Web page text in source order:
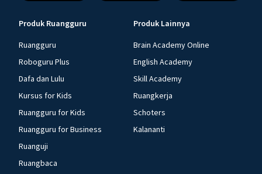
Produk Ruangguru
Ruangguru
Roboguru Plus
Dafa dan Lulu
Kursus for Kids
Ruangguru for Kids
Ruangguru for Business
Ruanguji
Ruangbaca
Produk Lainnya
Brain Academy Online
English Academy
Skill Academy
Ruangkerja
Schoters
Kalananti